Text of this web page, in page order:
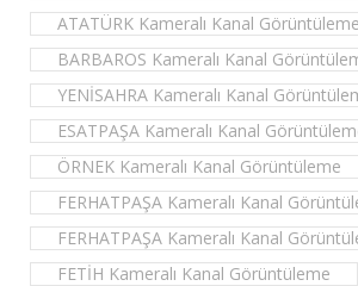
ATATÜRK Kameralı Kanal Görüntüleme
BARBAROS Kameralı Kanal
YENİSAHRA Kameralı Kanal
ESATPAŞA Kameralı Kanal
ÖRNEK Kameralı Kanal Görüntüleme
FERHATPAŞA Kameralı Kanal
FERHATPAŞA Kameralı Kanal
FETİH Kameralı Kanal Görüntüleme